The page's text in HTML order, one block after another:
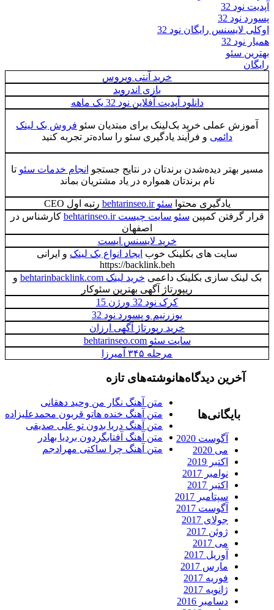
32
رایگان نود 32
خرید آنتی ویروس
بازی اندروید
دانلود آپدیت آفلاین نود 32 یک ماهه
عملی خرید بک‌لینک برای مبتدیان سئوفروش بک لینک
و فرآیند یادگیری سئو را ساده‌تر تجربه کنید
دیده‌شدن برندتان در نتایج جستجوانجام خدمات سئوتا
نام برندتان همواره در یاد مشتریان بماند
یادگیری محتوا سئو behtarinseo.ir
رتبه اول CEO
کمپینسئو سایت چیست behtarinseo.ir
کارشناس در
خرید لایسنس ایست
سایت های بکلینک خوبایجاد انواع بک لینکو ایرانی
https://backlink.beh
سازی بکلینک داعمیخرید لینک behtarinbacklink.com
و
ریپورتاژ آگهی بهترین سئوکار
یوزرنیم و پسورد نود 32
خرید رپورتاژ آگهی ارزان
سایت سئو behtarinseo.com
نوشته‌های تازه
متن آهنگ نگار من وحید دهقانی
متن آهنگ خنده هاتو قربون محمدعلیزاده
متن آهنگ دریا بدون تو علی صدیقی
متن آهنگ آفتابگردون بردیا بهادر
متن آهنگ چرا ساکتی مهرادجم
دیدگاه‌ها
آگوست 2020
سپتامبر 2017
آگوست 2017
مارس 2017
دسامبر 2016